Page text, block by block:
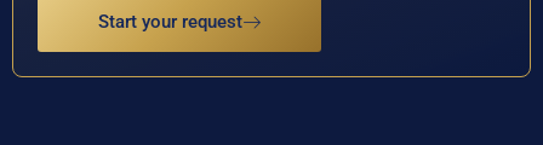
Start your request